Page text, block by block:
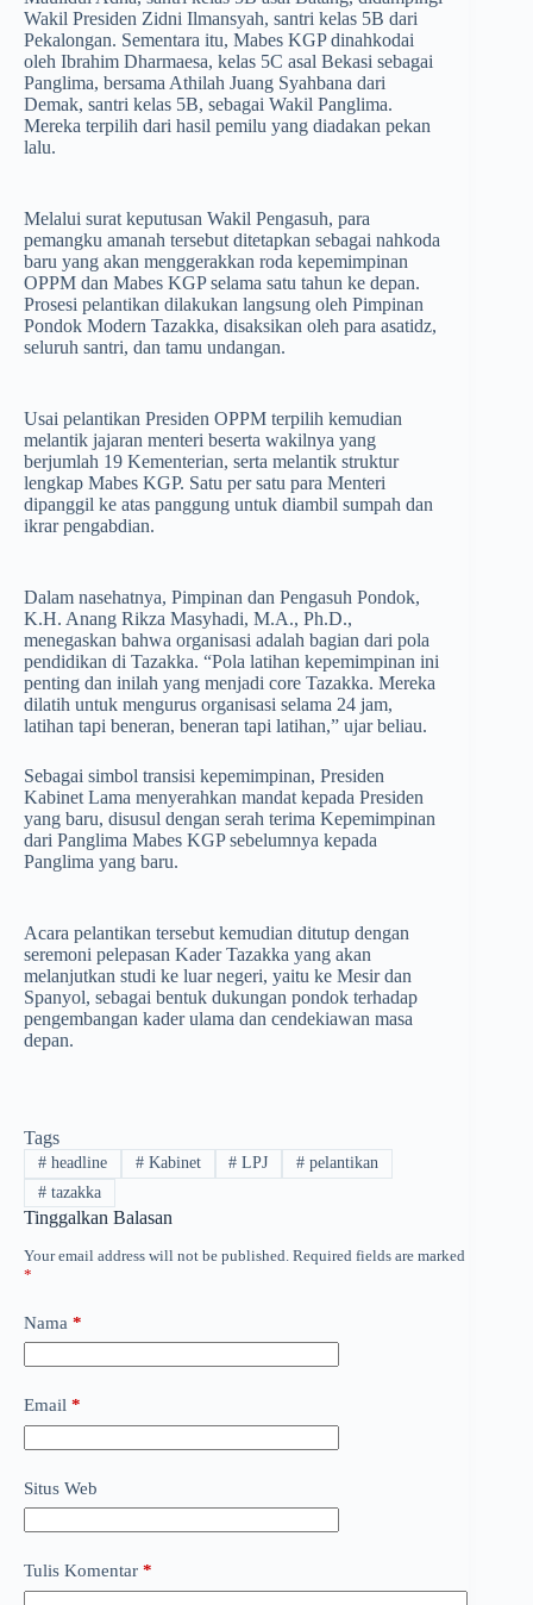
Wakil Presiden Zidni Ilmansyah, santri kelas 5B dari
Pekalongan. Sementara itu, Mabes KGP dinahkodai
oleh Ibrahim Dharmaesa, kelas 5C asal Bekasi sebagai
Panglima, bersama Athilah Juang Syahbana dari
Demak, santri kelas 5B, sebagai Wakil Panglima.
Mereka terpilih dari hasil pemilu yang diadakan pekan
lalu.
Melalui surat keputusan Wakil Pengasuh, para
pemangku amanah tersebut ditetapkan sebagai nahkoda
baru yang akan menggerakkan roda kepemimpinan
OPPM dan Mabes KGP selama satu tahun ke depan.
Prosesi pelantikan dilakukan langsung oleh Pimpinan
Pondok Modern Tazakka, disaksikan oleh para asatidz,
seluruh santri, dan tamu undangan.
Usai pelantikan Presiden OPPM terpilih kemudian
melantik jajaran menteri beserta wakilnya yang
berjumlah 19 Kementerian, serta melantik struktur
lengkap Mabes KGP. Satu per satu para Menteri
dipanggil ke atas panggung untuk diambil sumpah dan
ikrar pengabdian.
Dalam nasehatnya, Pimpinan dan Pengasuh Pondok,
K.H. Anang Rikza Masyhadi, M.A., Ph.D.,
menegaskan bahwa organisasi adalah bagian dari pola
pendidikan di Tazakka. “Pola latihan kepemimpinan ini
penting dan inilah yang menjadi core Tazakka. Mereka
dilatih untuk mengurus organisasi selama 24 jam,
latihan tapi beneran, beneran tapi latihan,” ujar beliau.
Sebagai simbol transisi kepemimpinan, Presiden
Kabinet Lama menyerahkan mandat kepada Presiden
yang baru, disusul dengan serah terima Kepemimpinan
dari Panglima Mabes KGP sebelumnya kepada
Panglima yang baru.
Acara pelantikan tersebut kemudian ditutup dengan
seremoni pelepasan Kader Tazakka yang akan
melanjutkan studi ke luar negeri, yaitu ke Mesir dan
Spanyol, sebagai bentuk dukungan pondok terhadap
pengembangan kader ulama dan cendekiawan masa
depan.
Tags
#headline #Kabinet # LPJ # pelantikan
#tazakka
Tinggalkan Balasan
Your email address will not be published. Required fields are marked
*
Nama *
Email *
Situs Web
Tulis Komentar *